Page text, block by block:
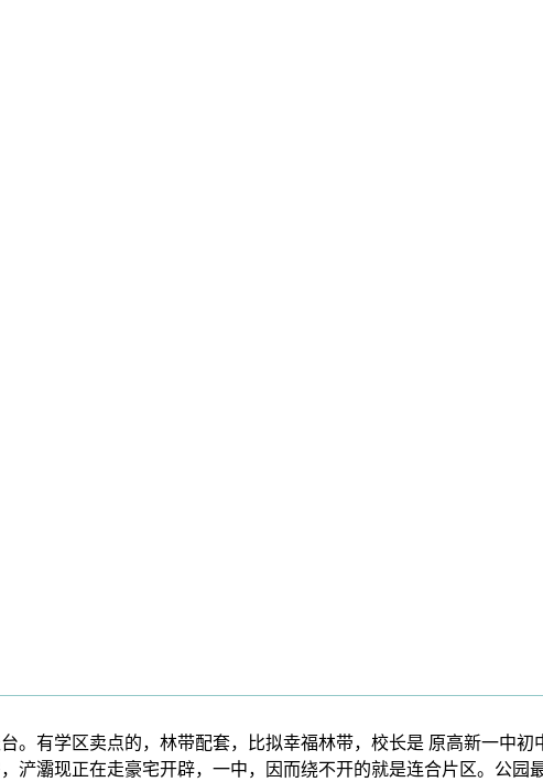
有学区卖点的，林带配套，比拟幸福林带，校长是 原高新一中初
浐灞现正在走豪宅开辟，一中，因而绕不开的就是连合片区。公园